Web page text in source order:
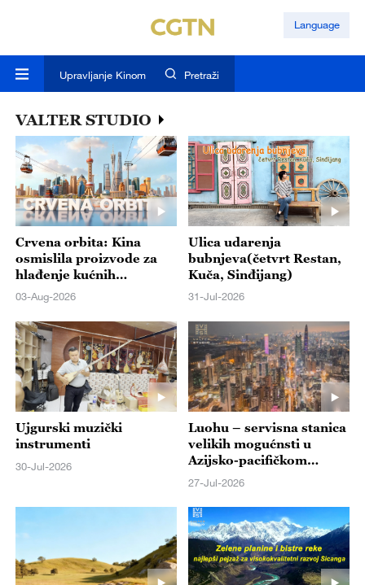
Language
Upravljanje Kinom Pretraži
VALTER STUDIO
Crvena orbita: Kina
osmislila proizvode za
hlađenje kućnih
ljubimaca / Robot u
borilačkoj areni oborio
svog tvorca
03-Aug-2026
Ulica udarenja
bubnjeva(četvrt Restan,
Kuča, Sinđijang)
31-Jul-2026
Ujgurski muzički
instrumenti
30-Jul-2026
Luohu – servisna stanica
velikih mogućnsti u
Azijsko-pacifičkom
regionu
27-Jul-2026